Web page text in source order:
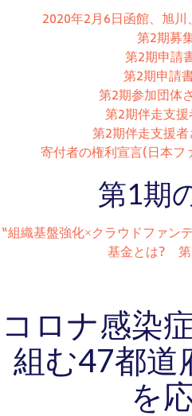
2020年2月6日函館、旭
第2期募
第2期申請
第2期申請
第2期参加団体
第2期伴走支
第2期伴走支援
寄付者の権利宣言(日本フ
第1期
“組織基盤強化×クラウドファン
基金とは?
コロナ感染
組む47都道
を